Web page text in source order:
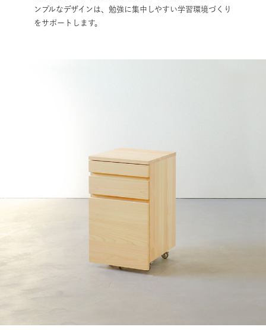
ンプルなデザインは、勉強に集中しやすい学習環境づくり
をサポートします。